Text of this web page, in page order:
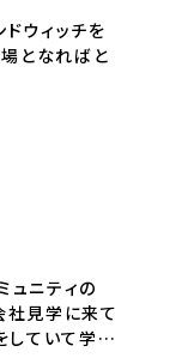
ウィッチを
となればと
ュニティの
見学に来て
していて学ぶ